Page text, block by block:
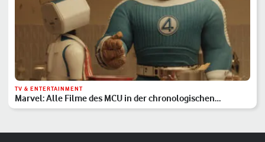
TV & ENTERTAINMENT
Marvel: Alle Filme des MCU in der chronologischen
Reihenfolge